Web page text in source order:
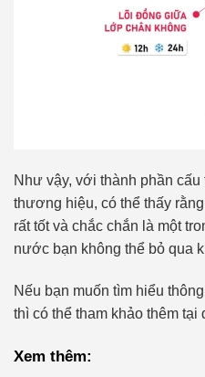
Như vậy, với thành phần
thương hiệu, có thể thấy
rất tốt và chắc chắn là một
nước bạn không thể bỏ qua
Nếu bạn muốn tìm hiểu
thì có thể tham khảo thêm tại
Xem thêm: